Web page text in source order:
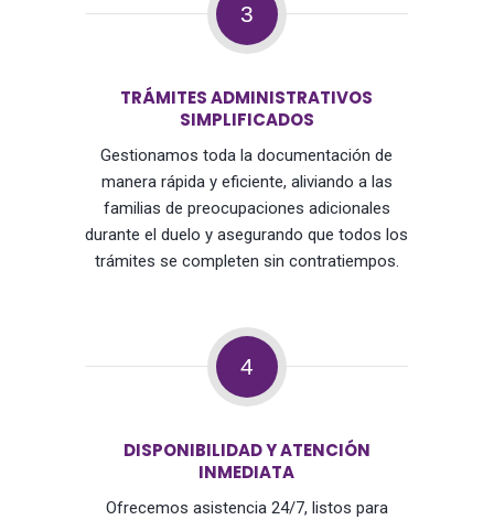
3
TRÁMITES ADMINISTRATIVOS
SIMPLIFICADOS
Gestionamos toda la documentación de
manera rápida y eficiente, aliviando a las
familias de preocupaciones adicionales
durante el duelo y asegurando que todos los
trámites se completen sin contratiempos.
4
DISPONIBILIDAD Y ATENCIÓN
INMEDIATA
Ofrecemos asistencia 24/7, listos para